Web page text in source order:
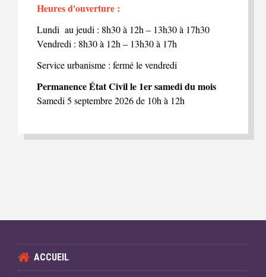
Heures d'ouverture :
Lundi au jeudi : 8h30 à 12h – 13h30 à 17h30
Vendredi : 8h30 à 12h – 13h30 à 17h
Service urbanisme : fermé le vendredi
Permanence État Civil le 1er samedi du mois
Samedi 5 septembre 2026 de 10h à 12h
ACCUEIL